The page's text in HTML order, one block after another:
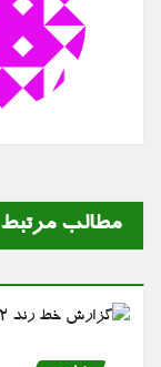
مطالب مرتبط